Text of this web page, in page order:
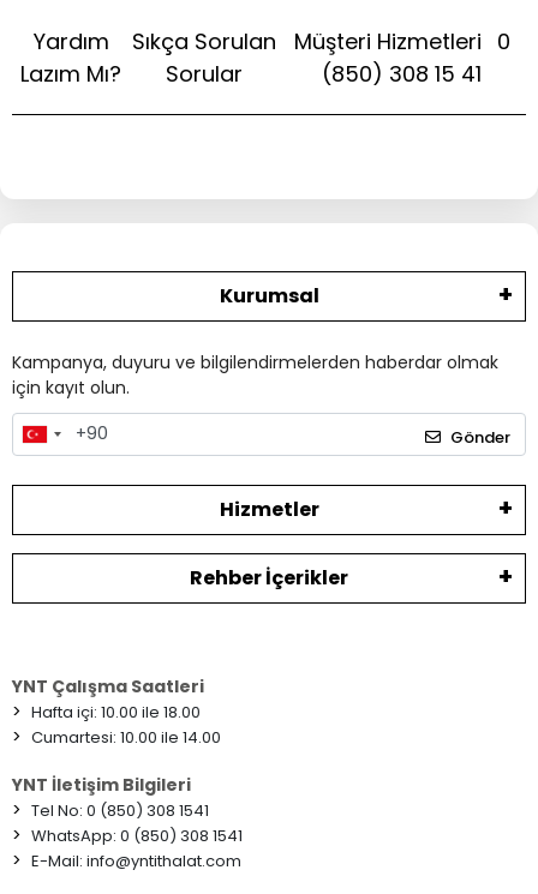
Yardım
Lazım Mı?
Sıkça Sorulan
Sorular
Müşteri Hizmetleri 0
(850) 308 15 41
Kurumsal
Kampanya, duyuru ve bilgilendirmelerden haberdar olmak
için kayıt olun.
Gönder
Hizmetler
Rehber İçerikler
YNT Çalışma Saatleri
> Hafta içi: 10.00 ile 18.00
> Cumartesi: 10.00 ile 14.00
YNT İletişim Bilgileri
> Tel No: 0 (850) 308 1541
> WhatsApp: 0 (850) 308 1541
> E-Mail: info@yntithalat.com